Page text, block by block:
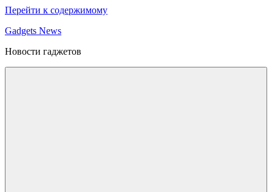
Перейти к содержимому
Gadgets News
Новости гаджетов